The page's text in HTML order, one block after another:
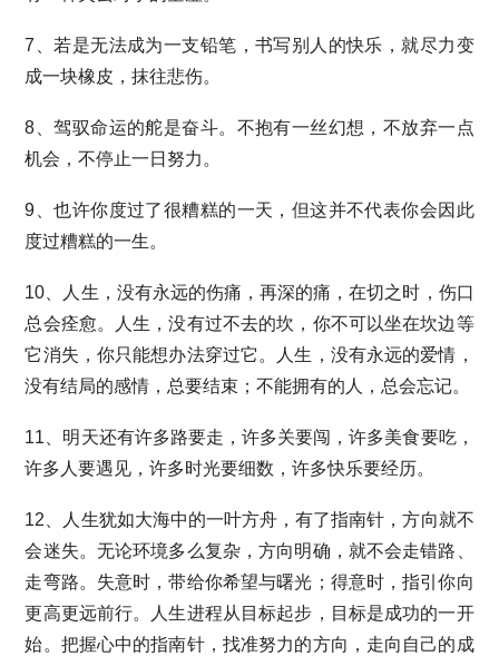
7、若是无法成为一支铅笔，书写别人的快乐，就尽力变
成一块橡皮，抹往悲伤。
8、驾驭命运的舵是奋斗。不抱有一丝幻想，不放弃一点
机会，不停止一日努力。
9、也许你度过了很糟糕的一天，但这并不代表你会因此
度过糟糕的一生。
10、人生，没有永远的伤痛，再深的痛，在切之时，伤口
总会痊愈。人生，没有过不去的坎，你不可以坐在坎边等
它消失，你只能想办法穿过它。人生，没有永远的爱情，
没有结局的感情，总要结束；不能拥有的人，总会忘记。
11、明天还有许多路要走，许多关要闯，许多美食要吃，
许多人要遇见，许多时光要细数，许多快乐要经历。
12、人生犹如大海中的一叶方舟，有了指南针，方向就不
会迷失。无论环境多么复杂，方向明确，就不会走错路、
走弯路。失意时，带给你希望与曙光；得意时，指引你向
更高更远前行。人生进程从目标起步，目标是成功的一开
始。把握心中的指南针，找准努力的方向，走向自己的成